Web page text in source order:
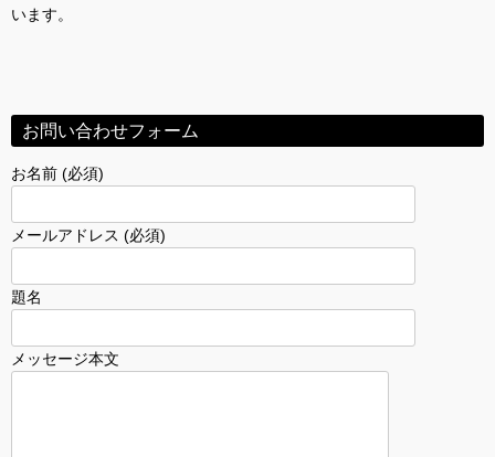
います。
お問い合わせフォーム
お名前 (必須)
メールアドレス (必須)
題名
メッセージ本文